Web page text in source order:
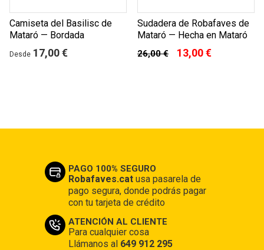
Camiseta del Basilisc de
Mataró — Bordada
Desde 17,00 €
Sudadera de Robafaves de
Mataró — Hecha en Mataró
26,00 € 13,00 €
PAGO 100% SEGURO
Robafaves.catusa pasarela de
pago segura, donde podrás pagar
con tu tarjeta de crédito
ATENCIÓN AL CLIENTE
Para cualquier cosa
Llámanos al 649 912 295